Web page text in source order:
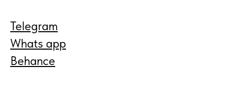
Telegram
Whats app
Behance